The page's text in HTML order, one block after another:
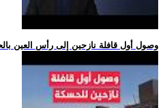
.. وصول أول قافلة نازحين إلى رأس العين